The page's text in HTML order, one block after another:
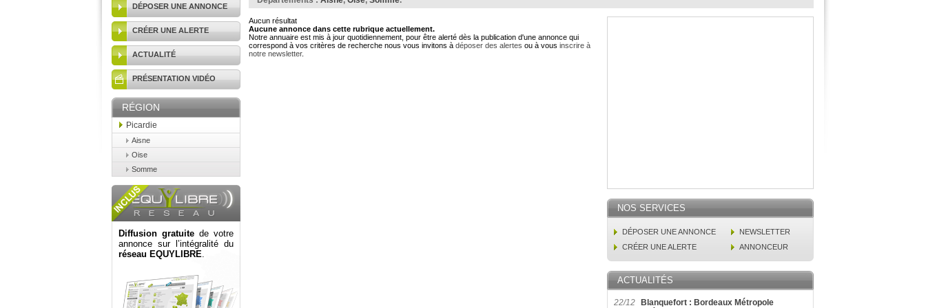
DÉPOSER UNE ANNONCE
CRÉER UNE ALERTE
ACTUALITÉ
PRÉSENTATION VIDÉO
RÉGION
Picardie
Aisne
Oise
Somme
Diffusion gratuite de votre
annonce sur l’intégralité du
réseau EQUYLIBRE.
Aucun résultat
Aucune annonce dans cette rubrique actuellement.
Notre annuaire est mis à jour quotidiennement, pour être alerté dès la publication d'une annonce qui
correspond à vos critères de recherche nous vous invitons à déposer des alertes ou à vous inscrire à
notre newsletter.
NOS SERVICES
DÉPOSER UNE ANNONCE
NEWSLETTER
CRÉER UNE ALERTE
ANNONCEUR
ACTUALITÉS
22/12
Blanquefort : Bordeaux Métropole